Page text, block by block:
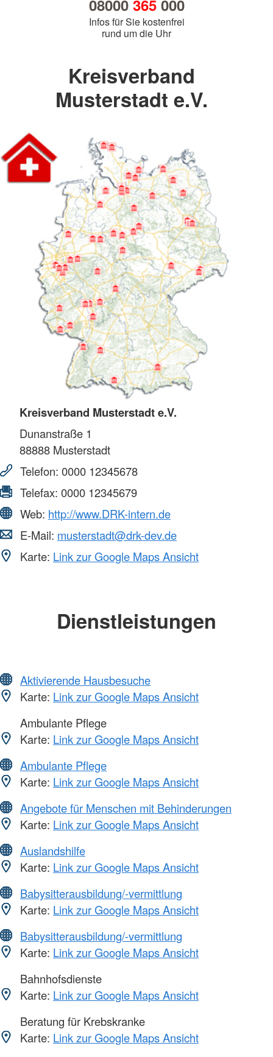
08000 365000
Infos für Sie kostenfrei
rund um die Uhr
Kreisverband
Musterstadt e.V.
Kreisverband Musterstadt e.V.
Dunanstraße 1
88888 Musterstadt
Telefon: 0000 12345678
Telefax: 0000 12345679
Web: http://www.DRK-intern.de
E-Mail: musterstadt@drk-dev.de
Karte: Link zur Google Maps Ansicht
Dienstleistungen
Aktivierende Hausbesuche
Karte: Link zur Google Maps Ansicht
Ambulante Pflege
Karte: Link zur Google Maps Ansicht
Ambulante Pflege
Karte: Link zur Google Maps Ansicht
Angebote für Menschen mit Behinderungen
Karte: Link zur Google Maps Ansicht
Auslandshilfe
Karte: Link zur Google Maps Ansicht
Babysitterausbildung/-vermittlung
Karte: Link zur Google Maps Ansicht
Babysitterausbildung/-vermittlung
Karte: Link zur Google Maps Ansicht
Bahnhofsdienste
Karte: Link zur Google Maps Ansicht
Beratung für Krebskranke
Karte: Link zur Google Maps Ansicht